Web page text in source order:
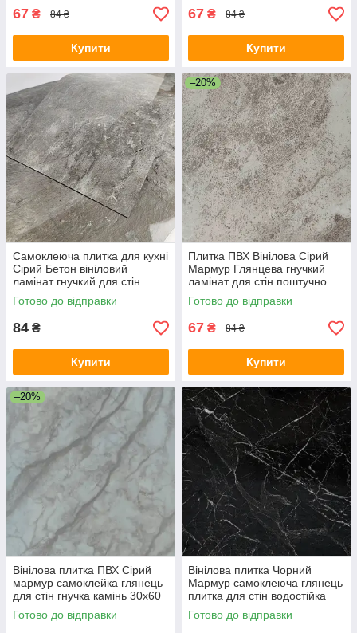
67 ₴ 84 ₴
Купити
67 ₴ 84 ₴
Купити
Самоклеюча плитка для кухні
Сірий Бетон вініловий
ламінат гнучкий для стін
30х60 см СВП-103-ГЛ SW-
00000290
Готово до відправки
84 ₴
Купити
–20%
Плитка ПВХ Вінілова Сірий
Мармур Глянцева гнучкий
ламінат для стін поштучно
30х60 см СВП-100-ГЛ SW-
00000643
Готово до відправки
67 ₴ 84 ₴
Купити
–20%
Вінілова плитка ПВХ Сірий
мармур самоклейка глянець
для стін гнучка камінь 30х60
см СВП-104-ГЛ SW-00000493
Готово до відправки
Вінілова плитка Чорний
Мармур самоклеюча глянець
плитка для стін водостійка
30х60 см СВП-106-ГЛ SW-
00000495
Готово до відправки